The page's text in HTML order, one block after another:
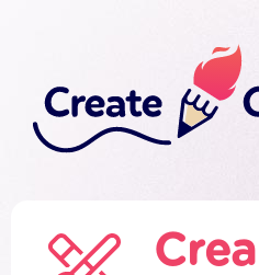
Crea